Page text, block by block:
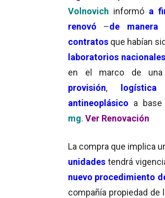
Volnovich informó a
renovó
–de manera
contratos que habían
laboratorios nacionales
en el marco de una
provisión, logística
antineoplásico a
mg. Ver Renovación
La compra que implica
unidades tendrá
nuevo procedimiento
compañía propiedad de